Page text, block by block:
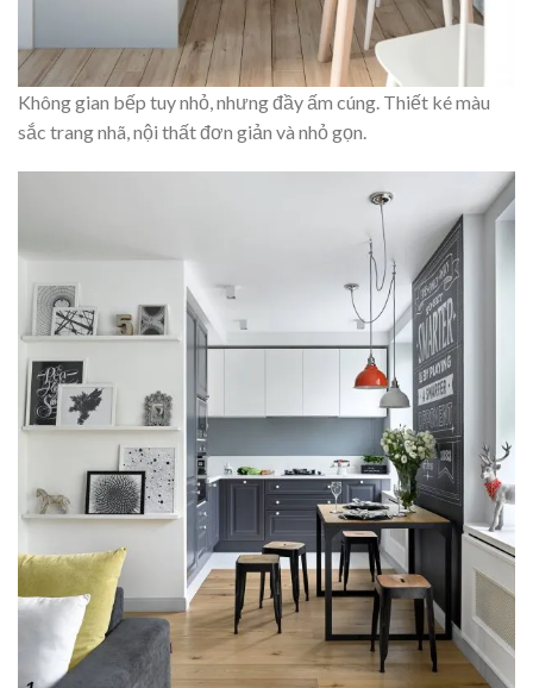
Không gian bếp tuy nhỏ, nhưng đầy ấm cúng. Thiết ké màu
sắc trang nhã, nội thất đơn giản và nhỏ gọn.